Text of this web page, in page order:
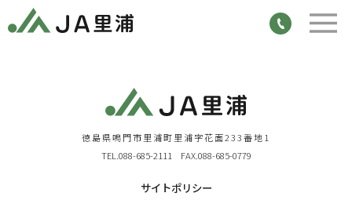
徳島県鳴門市里浦町里浦字花面233番地1
TEL.088-685-2111 FAX.088-685-0779
サイトポリシー